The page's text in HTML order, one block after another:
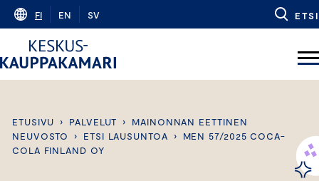
Skip
content
FI EN SV ETSI
ETUSIVU › PALVELUT ›
MAINONNAN EETTINEN
NEUVOSTO
› ETSI LAUSUNTOA ›
MEN 57/2025 COCA-
COLA FINLAND OY